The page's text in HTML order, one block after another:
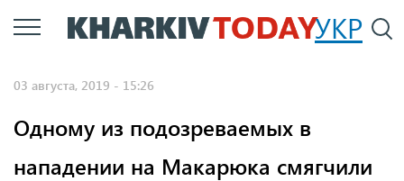
Перейти
к
УКР
03 августа, 2019 - 15:26
Одному из подозреваемых в
нападении на Макарюка смягчили